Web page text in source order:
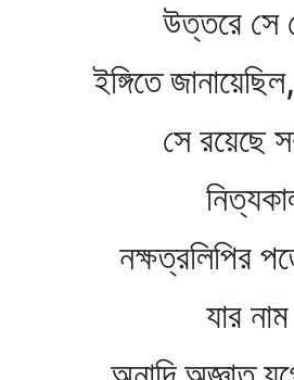
উত্তরে সে
ইঙ্গিতে জানায়েছিল,
সে রয়েছে সব
নিত্যকাল সে
নক্ষত্রলিপির পত্রে
যার নাম লেখা